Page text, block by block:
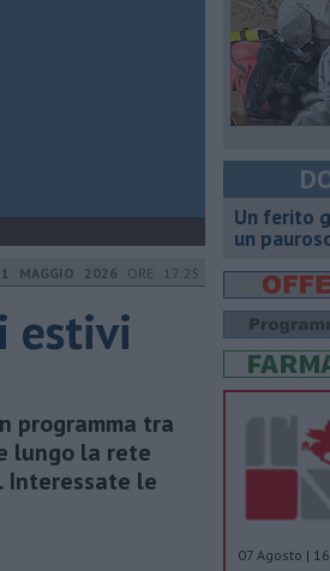
MAGGIO 2026 ORE 17:25
estivi
programma tra
lungo la rete
Interessate le
Un ferito
un
07 Agosto |